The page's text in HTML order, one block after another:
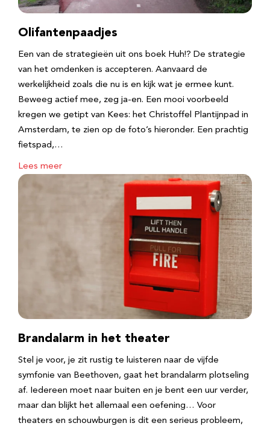
Olifantenpaadjes
Een van de strategieën uit ons boek Huh!? De strategie
van het omdenken is accepteren. Aanvaard de
werkelijkheid zoals die nu is en kijk wat je ermee kunt.
Beweeg actief mee, zeg ja-en. Een mooi voorbeeld
kregen we getipt van Kees: het Christoffel Plantijnpad in
Amsterdam, te zien op de foto’s hieronder. Een prachtig
fietspad,…
Lees meer
Brandalarm in het theater
Stel je voor, je zit rustig te luisteren naar de vijfde
symfonie van Beethoven, gaat het brandalarm plotseling
af. Iedereen moet naar buiten en je bent een uur verder,
maar dan blijkt het allemaal een oefening… Voor
theaters en schouwburgen is dit een serieus probleem,